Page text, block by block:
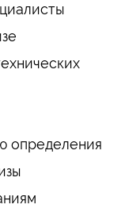
определения